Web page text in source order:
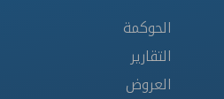
الحوكمة
التقارير
العروض